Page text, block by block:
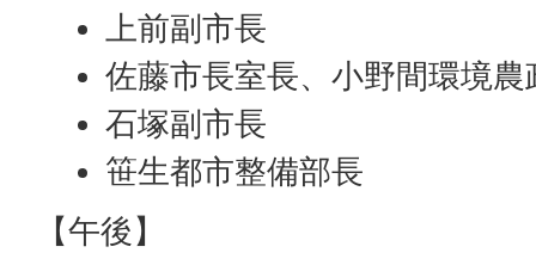
上前副市長
佐藤市長室長、小野間環境農
石塚副市長
笹生都市整備部長
【午後】